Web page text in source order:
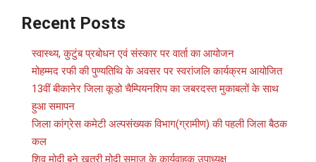
Recent Posts
स्वास्थ्य, कुटुंब प्रबोधन एवं संस्कार पर वार्ता का आयोजन
मोहम्मद रफी की पुण्यतिथि के अवसर पर स्वरांजलि कार्यक्रम आयोजित
13वीं बीकानेर जिला कूडो चैम्पियनशिप का जबरदस्त मुकाबलों के साथ
हुआ समापन
जिला कांग्रेस कमेटी अल्पसंख्यक विभाग(ग्रामीण) की पहली जिला बैठक
कल
शिव मोदी बने खत्री मोदी समाज के कार्यवाहक उपाध्यक्ष